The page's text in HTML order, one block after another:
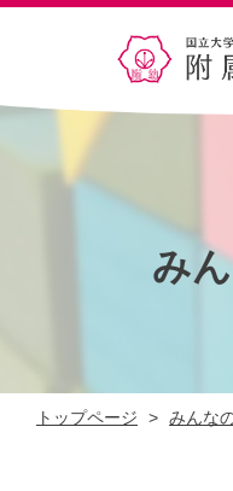
み
トップページ > みんな